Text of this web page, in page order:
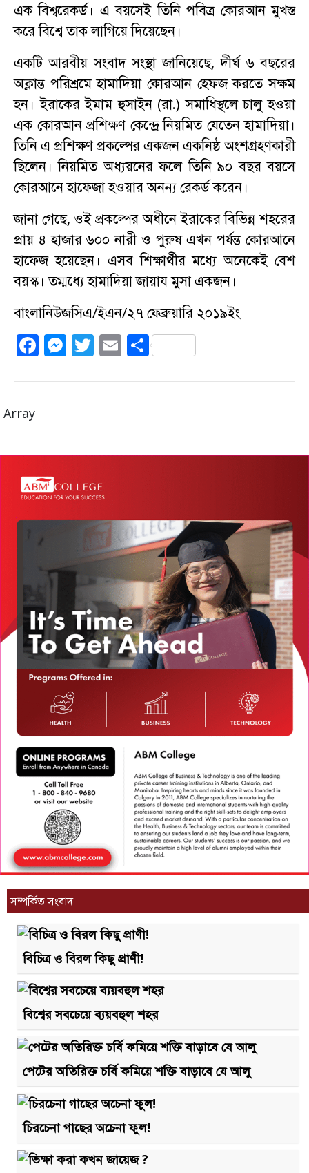
এক বিশ্বরেকর্ড। এ বয়সেই তিনি পবিত্র কোরআন মুখস্ত
করে বিশ্বে তাক লাগিয়ে দিয়েছেন।
একটি আরবীয় সংবাদ সংস্থা জানিয়েছে, দীর্ঘ ৬ বছরের
অক্লান্ত পরিশ্রমে হামাদিয়া কোরআন হেফজ করতে সক্ষম
হন। ইরাকের ইমাম হুসাইন (রা.) সমাধিস্থলে চালু হওয়া
এক কোরআন প্রশিক্ষণ কেন্দ্রে নিয়মিত যেতেন হামাদিয়া।
তিনি এ প্রশিক্ষণ প্রকল্পের একজন একনিষ্ঠ অংশগ্রহণকারী
ছিলেন। নিয়মিত অধ্যয়নের ফলে তিনি ৯০ বছর বয়সে
কোরআনে হাফেজা হওয়ার অনন্য রেকর্ড করেন।
জানা গেছে, ওই প্রকল্পের অধীনে ইরাকের বিভিন্ন শহরের
প্রায় ৪ হাজার ৬০০ নারী ও পুরুষ এখন পর্যন্ত কোরআনে
হাফেজ হয়েছেন। এসব শিক্ষার্থীর মধ্যে অনেকেই বেশ
বয়স্ক। তম্মধ্যে হামাদিয়া জায়ায মুসা একজন।
বাংলানিউজসিএ/ইএন/২৭ ফেব্রুয়ারি ২০১৯ইং
F
c
o
o
k
M
ss
g
er
T
it
E
ai
S
a
Array
সম্পর্কিত সংবাদ
বিচিত্র ও বিরল কিছু প্রাণী!
বিশ্বের সবচেয়ে ব্যয়বহুল শহর
পেটের অতিরিক্ত চর্বি কমিয়ে শক্তি বাড়াবে যে আলু
চিরচেনা গাছের অচেনা ফুল!